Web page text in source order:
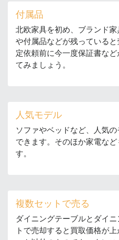
付属品
北欧家具を初め、ブランド
や付属品などが残っている
定依頼前に今一度保証書な
てみましょう。
人気モデル
ソファやベッドなど、人気
できます。そのほか家電な
す。
複数セットで売る
ダイニングテーブルとダイ
トで売却すると買取価格が